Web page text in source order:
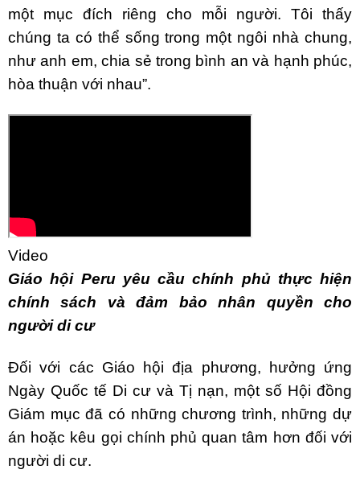
một mục đích riêng cho mỗi người. Tôi thấy
chúng ta có thể sống trong một ngôi nhà chung,
như anh em, chia sẻ trong bình an và hạnh phúc,
hòa thuận với nhau”.
Video
Giáo hội Peru yêu cầu chính phủ thực hiện
chính sách và đảm bảo nhân quyền cho
người di cư
Đối với các Giáo hội địa phương, hưởng ứng
Ngày Quốc tế Di cư và Tị nạn, một số Hội đồng
Giám mục đã có những chương trình, những dự
án hoặc kêu gọi chính phủ quan tâm hơn đối với
người di cư.